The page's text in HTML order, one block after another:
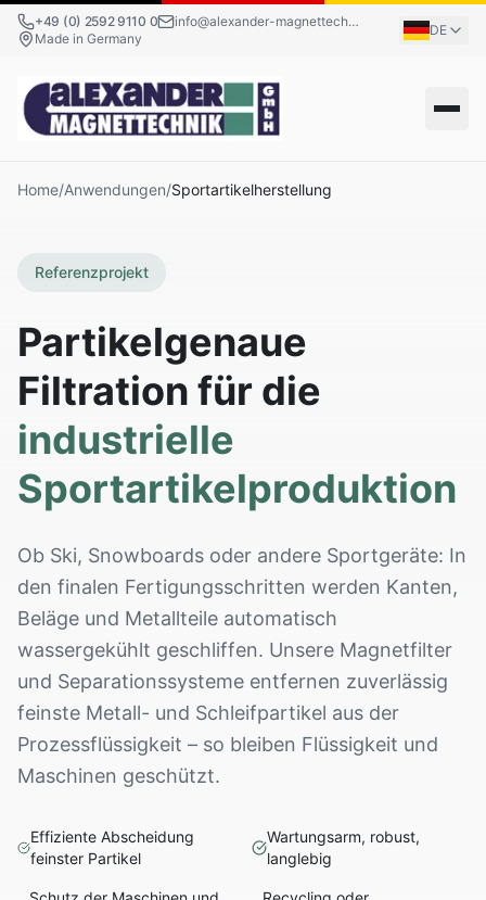
+49 (0) 2592 9110 0
info@alexander-magnettechnik.de
Made in Germany
DE
Home/Anwendungen/Sportartikelherstellung
Referenzprojekt
Partikelgenaue
Filtration für die
industrielle
Sportartikelproduktion
Ob Ski, Snowboards oder andere Sportgeräte: In
den finalen Fertigungsschritten werden Kanten,
Beläge und Metallteile automatisch
wassergekühlt geschliffen. Unsere Magnetfilter
und Separationssysteme entfernen zuverlässig
feinste Metall- und Schleifpartikel aus der
Prozessflüssigkeit – so bleiben Flüssigkeit und
Maschinen geschützt.
Effiziente Abscheidung
feinster Partikel
Wartungsarm, robust,
langlebig